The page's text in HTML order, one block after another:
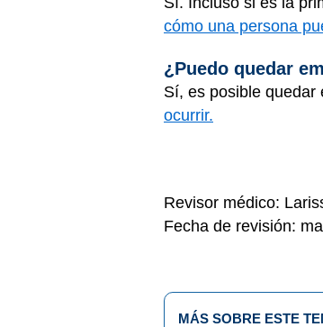
cómo una persona
¿Puedo quedar
Sí, es posible quedar
ocurrir.
Revisor médico:
Fecha de revisión:
MÁS SOBRE ESTE